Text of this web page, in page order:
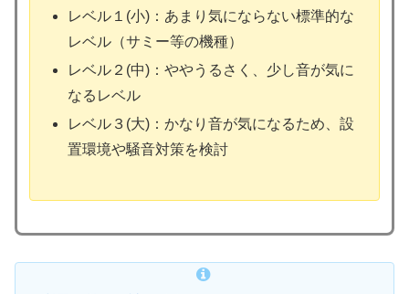
レベル１(小)：あまり気にならない標準的な
レベル（サミー等の機種）
レベル２(中)：ややうるさく、少し音が気に
なるレベル
レベル３(大)：かなり音が気になるため、設
置環境や騒音対策を検討